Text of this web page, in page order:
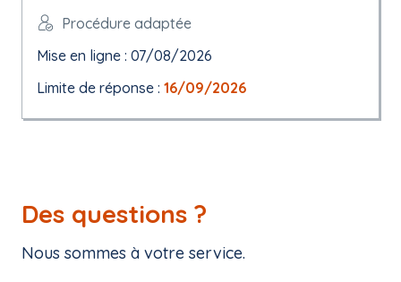
Procédure adaptée
Mise en ligne : 07/08/2026
Limite de réponse : 16/09/2026
Des questions ?
Nous sommes à votre service.